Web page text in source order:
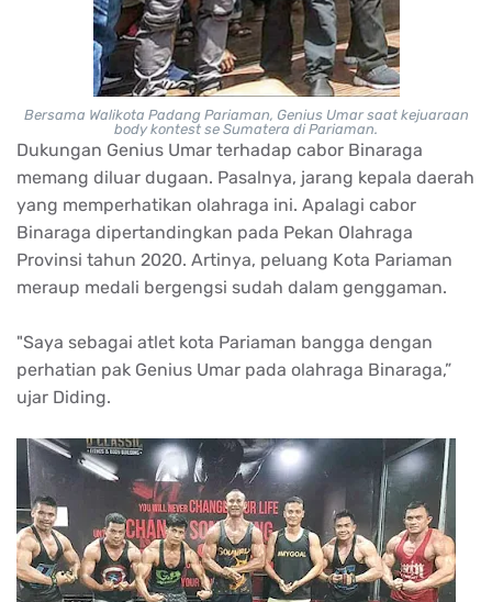
Bersama Walikota Padang Pariaman, Genius Umar saat kejuaraan
body kontest se Sumatera di Pariaman.
Dukungan Genius Umar terhadap cabor Binaraga
memang diluar dugaan. Pasalnya, jarang kepala daerah
yang memperhatikan olahraga ini. Apalagi cabor
Binaraga dipertandingkan pada Pekan Olahraga
Provinsi tahun 2020. Artinya, peluang Kota Pariaman
meraup medali bergengsi sudah dalam genggaman.
"Saya sebagai atlet kota Pariaman bangga dengan
perhatian pak Genius Umar pada olahraga Binaraga,”
ujar Diding.